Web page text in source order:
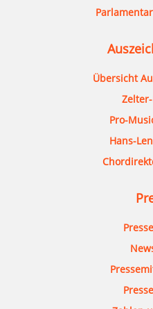
Übersicht
Pro-
Hans-